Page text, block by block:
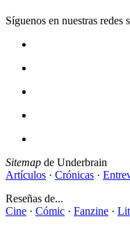
Síguenos en nuestras redes
Sitemap de Underbrain
Artículos · Crónicas ·
Reseñas de...
Cine · Cómic · Fanzine ·